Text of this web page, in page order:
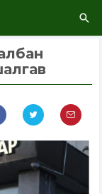
албан